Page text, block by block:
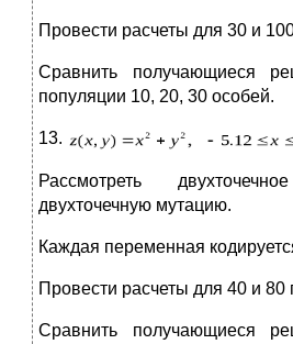
Провести расчеты для 30 и
Сравнить получающиеся
популяции 10, 20, 30 особей.
13.
Рассмотреть
двухточечную мутацию.
Каждая переменная
Провести расчеты для 40 и 80
Сравнить получающиеся